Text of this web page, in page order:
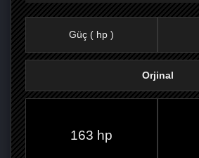
Güç ( hp )
Orjinal
163 hp